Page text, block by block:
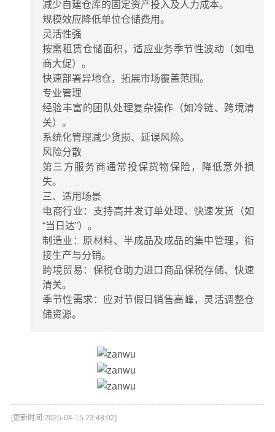
减少自建仓库的固定资产投入及人力成本。
规模效应降低单位仓储费用。
​​灵活性强​​
按需租赁仓储面积，适应业务季节性波动（如电
商大促）。
快速部署异地仓，拓展市场覆盖范围。
​​专业管理​​
经验丰富的团队处理复杂操作（如冷链、跨境清
关）。
系统化管理减少货损、延误风险。
​​风险分散​​
第三方服务商通常投保货物保险，降低意外损
失。
​​三、适用场景​​
​​电商行业​​：支持高并发订单处理、快速发货（如
“当日达”）。
​​制造业​​：原材料、半成品及成品的集中管理，衔
接生产与分销。
​​跨境贸易​​：保税仓助力进口商品保税存储、快速
清关。
​​季节性需求​​：应对节假日销售高峰，灵活调整仓
储资源。
[更新时间:2025-04-15 23:48:02]